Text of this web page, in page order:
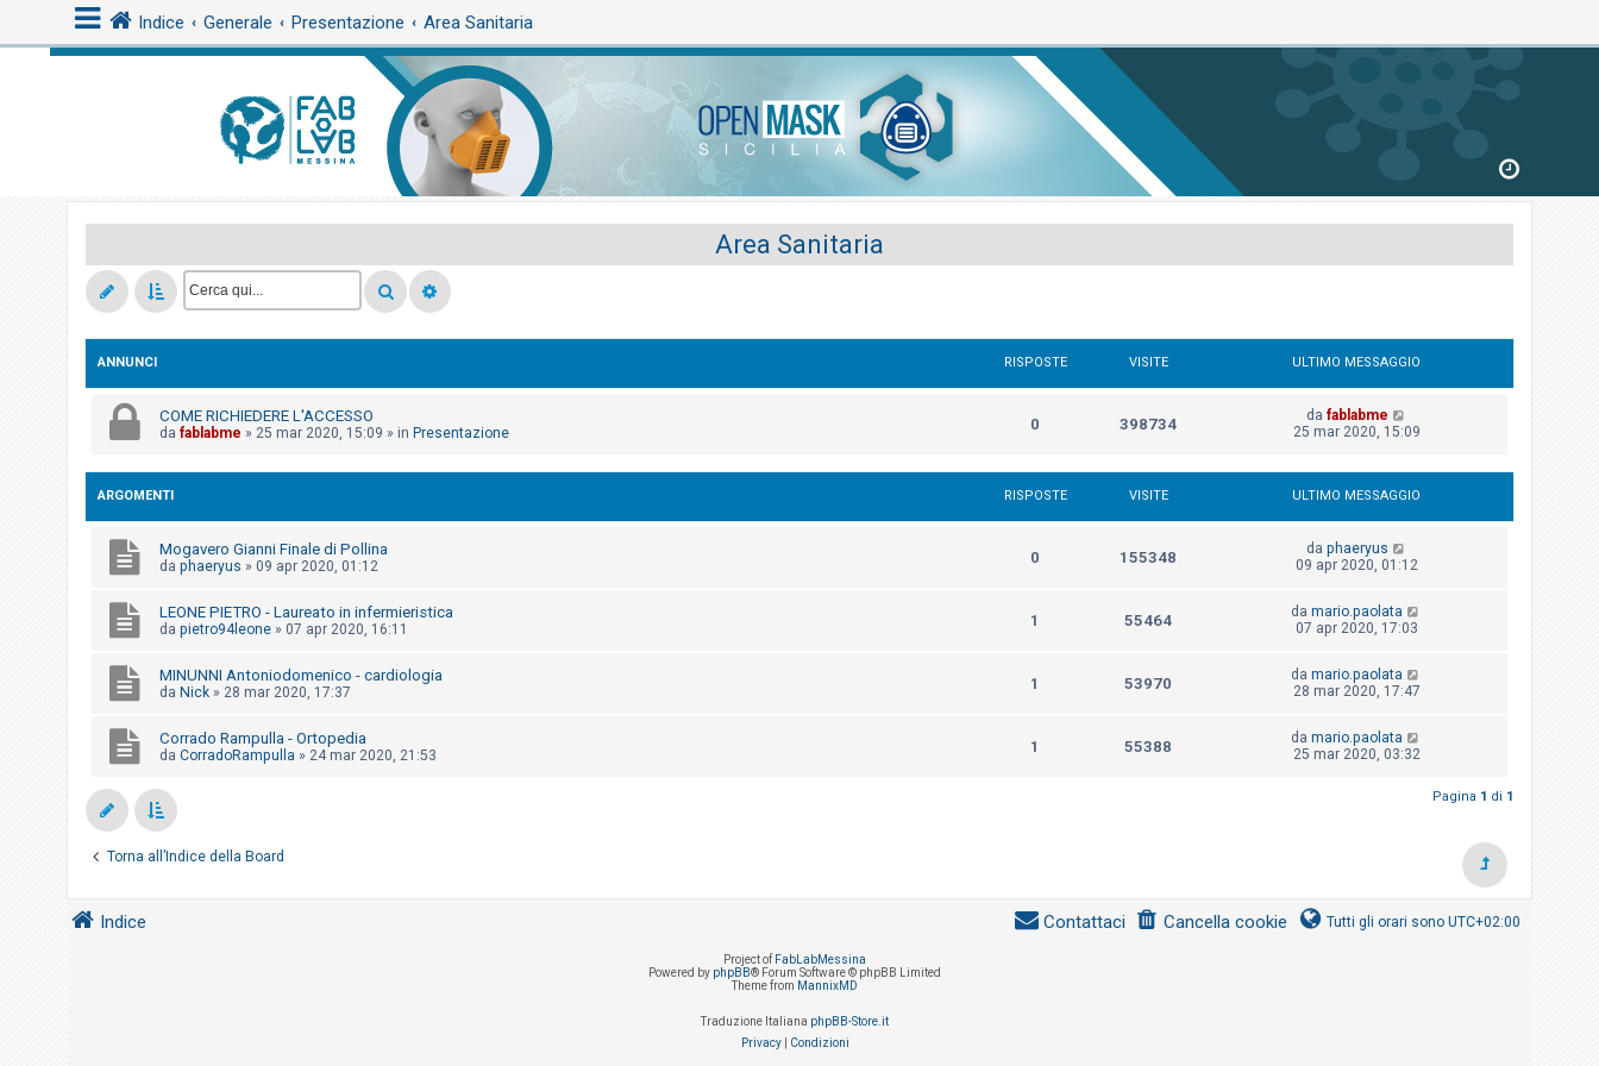
Indice Generale Presentazione Area Sanitaria
Area Sanitaria
ANNUNCI RISPOSTE VISITE ULTIMO MESSAGGIO
COME RICHIEDERE L'ACCESSO
da fablabme » 25 mar 2020, 15:09 » in Presentazione 0 398734 da fablabme
25 mar 2020, 15:09
ARGOMENTI RISPOSTE VISITE ULTIMO MESSAGGIO
Mogavero Gianni Finale di Pollina
da phaeryus » 09 apr 2020, 01:12 0 155348 da phaeryus
09 apr 2020, 01:12
LEONE PIETRO - Laureato in infermieristica
da pietro94leone » 07 apr 2020, 16:11 1 55464 damario.paolata
07 apr 2020, 17:03
MINUNNI Antoniodomenico - cardiologia
da Nick » 28 mar 2020, 17:37 1 53970 damario.paolata
28 mar 2020, 17:47
Corrado Rampulla - Ortopedia
da CorradoRampulla » 24 mar 2020, 21:53 1 55388 damario.paolata
25 mar 2020, 03:32
Pagina 1 di 1
Torna all’Indice della Board
Indice Tutti gli orari sono UTC+02:00
Cancella cookie
Contattaci
Project of FabLabMessina
Powered by phpBB® Forum Software © phpBB Limited
Theme from MannixMD
Traduzione Italiana phpBB-Store.it
Privacy| Condizioni